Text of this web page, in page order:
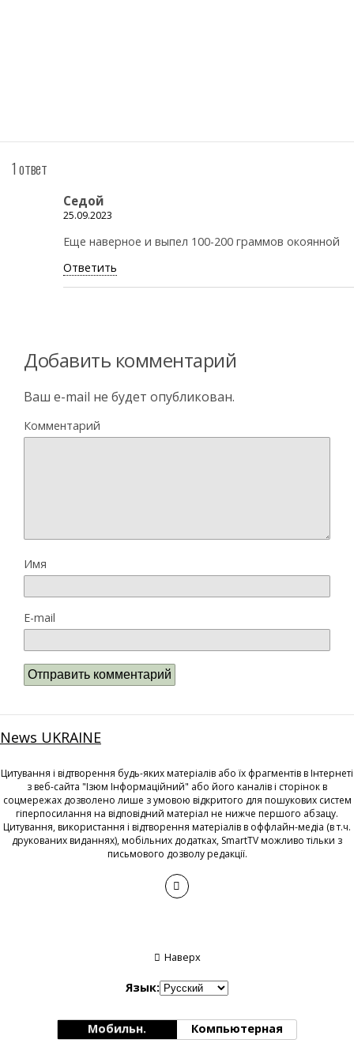
1 ответ
Седой
25.09.2023
Еще наверное и выпел 100-200 граммов окоянной
Ответить
Добавить комментарий
Ваш e-mail не будет опубликован.
Комментарий
Имя
E-mail
News UKRAINE
Цитування і відтворення будь-яких матеріалів або їх фрагментів в Інтернеті
з веб-сайта "Ізюм Інформаційний" або його каналів і сторінок в
соцмережах дозволено лише з умовою відкритого для пошукових систем
гіперпосилання на відповідний матеріал не нижче першого абзацу.
Цитування, використання і відтворення матеріалів в оффлайн-медіа (в т.ч.
друкованих виданнях), мобільних додатках, SmartTV можливо тільки з
письмового дозволу редакції.
Наверх
Язык:
Мобильн. Компьютерная